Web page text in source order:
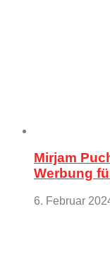
Mirjam
Werbung
6. Februar